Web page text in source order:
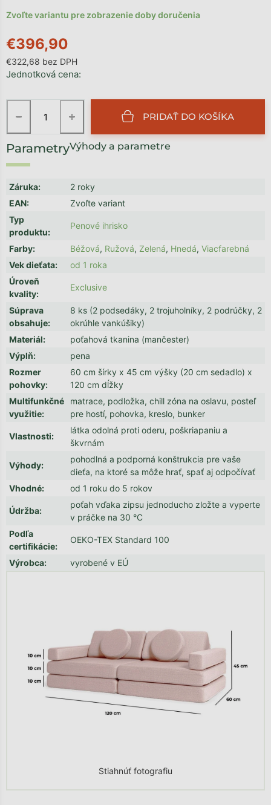
€396,90
€322,68 bez DPH
Jednotková cena:
Zvoľte variantu pre zobrazenie doby doručenia
+
− PRIDAŤ DO KOŠÍKA
Výhody a parametre
Záruka:
2 roky
EAN:
Zvoľte variant
Typ
produktu:
Penové ihrisko
Farby: Béžová, Ružová, Zelená, Hnedá, Viacfarebná
Vek dieťata:
od 1 roka
Úroveň
kvality:
Exclusive
Súprava
obsahuje:
8 ks (2 podsedáky, 2 trojuholníky, 2 podrúčky, 2
okrúhle vankúšiky)
Materiál:
poťahová tkanina (mančester)
Výplň:
pena
Rozmer
pohovky:
60 cm šírky x 45 cm výšky (20 cm sedadlo) x
120 cm dĺžky
Multifunkčné
využitie:
matrace, podložka, chill zóna na oslavu, posteľ
pre hostí, pohovka, kreslo, bunker
Vlastnosti:
látka odolná proti oderu, poškriapaniu a
škvrnám
Výhody:
pohodlná a podporná konštrukcia pre vaše
dieťa, na ktoré sa môže hrať, spať aj odpočívať
Vhodné: od 1 roku do 5 rokov
Údržba:
poťah vďaka zipsu jednoducho zložte a vyperte
v práčke na 30 °C
Podľa
certifikácie:
OEKO-TEX Standard 100
Výrobca: vyrobené v EÚ
Stiahnúť fotografiu